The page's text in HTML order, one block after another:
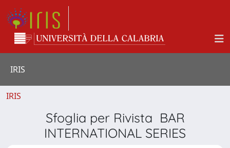
IRIS
IRIS
Sfoglia per Rivista BAR
INTERNATIONAL SERIES